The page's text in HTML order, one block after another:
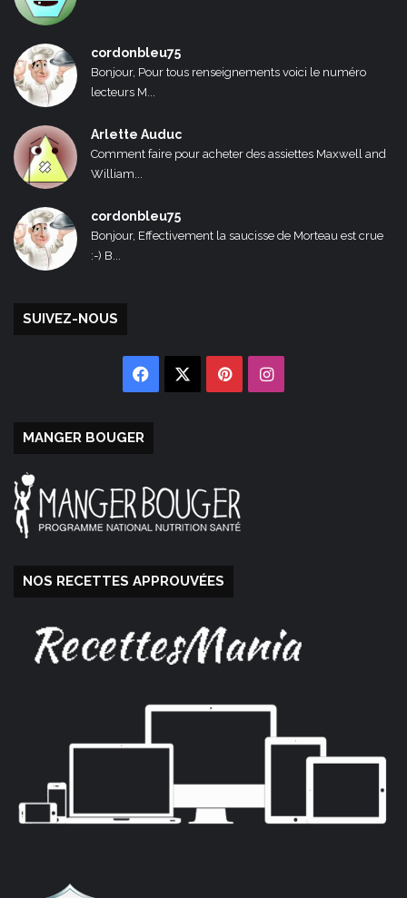
cordonbleu75
Bonjour, Pour tous renseignements voici le numéro
lecteurs M...
Arlette Auduc
Comment faire pour acheter des assiettes Maxwell and
William...
cordonbleu75
Bonjour, Effectivement la saucisse de Morteau est crue
:-) B...
SUIVEZ-NOUS
Facebook PinterestInstagram
MANGER BOUGER
NOS RECETTES APPROUVÉES